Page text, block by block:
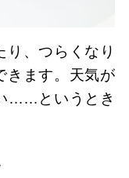
り、つらくなり
きます。天気が
……というとき